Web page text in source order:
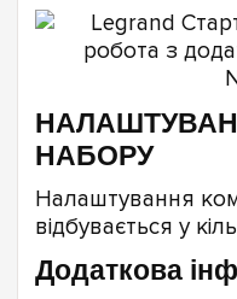
НАБОРУ
Налаштування
відбувається у
Додаткова